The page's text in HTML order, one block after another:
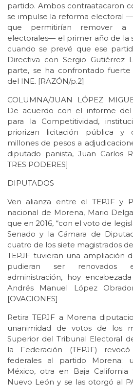
partido. Ambos contraatacaron
se impulse la reforma electoral
que permitirían remover a
electorales— el primer año de la
cuando se prevé que ese
Directiva con Sergio Gutiérrez
parte, se ha confrontado
del INE. [RAZÓN/p.2]
COLUMNA/JUAN LÓPEZ
De acuerdo con el informe del
para la Competitividad,
priorizan licitación pública y
millones de pesos a
diputado panista, Juan Carlos
TRES PODERES]
DIPUTADOS
Ven alianza entre el TEPJF y
nacional de Morena, Mario
que en 2016, “con el voto de
Senado y la Cámara de
cuatro de los siete magistrados
TEPJF tuvieran una ampliación
pudieran ser renovados
administración, hoy
Andrés Manuel López
[OVACIONES]
Retira TEPJF a Morena
unanimidad de votos de los
Superior del Tribunal Electoral
la Federación (TEPJF)
federales al partido Morena:
México, otra en Baja
Nuevo León y se las otorgó al